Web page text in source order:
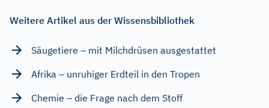
Weitere Artikel aus der Wissensbibliothek
Säugetiere – mit Milchdrüsen ausgestattet
Afrika – unruhiger Erdteil in den Tropen
Chemie – die Frage nach dem Stoff